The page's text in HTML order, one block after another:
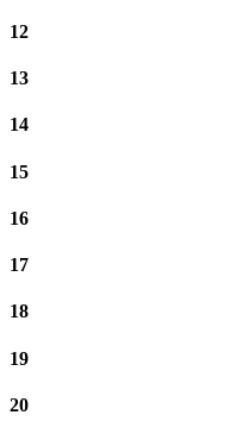
12
13
14
15
16
17
18
19
20